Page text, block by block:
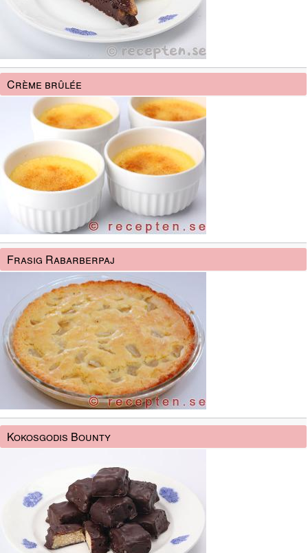
Crème brûlée
Frasig Rabarberpaj
Kokosgodis Bounty